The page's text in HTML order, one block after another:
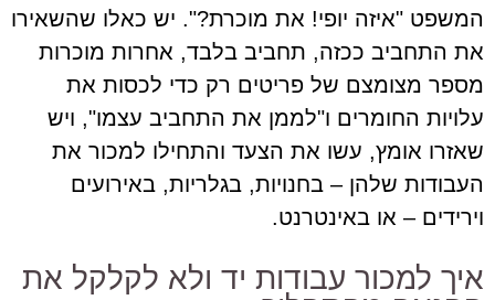
המשפט "איזה יופי! את מוכרת?". יש כאלו שהשאירו
את התחביב ככזה, תחביב בלבד, אחרות מוכרות
מספר מצומצם של פריטים רק כדי לכסות את
עלויות החומרים ו"לממן את התחביב עצמו", ויש
שאזרו אומץ, עשו את הצעד והתחילו למכור את
העבודות שלהן – בחנויות, בגלריות, באירועים
וירידים – או באינטרנט.
איך למכור עבודות יד ולא לקלקל את